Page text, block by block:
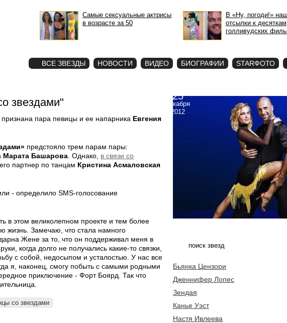
Самые сексуальные актрисы
в возрасте за 50
В «Ну, погоди!»
отсылки к десяткам
голливудских
ВСЕ ЗВЕЗДЫ НОВОСТИ ВИДЕО БИОГРАФИИ STARФОТО
звездами"
пара певицы и ее напарника Евгения
предстояло трем парам пары:
Марата Башарова . Однако, в связи со
партнер по танцам Кристина Асмаловская
- определило SMS-голосование
в этом великолепном проекте и тем более
жизнь. Замечаю, что стала намного
Жене за то, что он поддерживал меня в
когда долго не получались какие-то связки,
с собой, недосыпом и усталостью. У нас все
я, наконец, смогу побыть с самыми родными
приключение - Форт Боярд. Так что
со звездами
25
декабря
2012
Бьянка Цензори
Дженнифер Лопес
Зендая
Канье Уэст
Настя Ивлеева